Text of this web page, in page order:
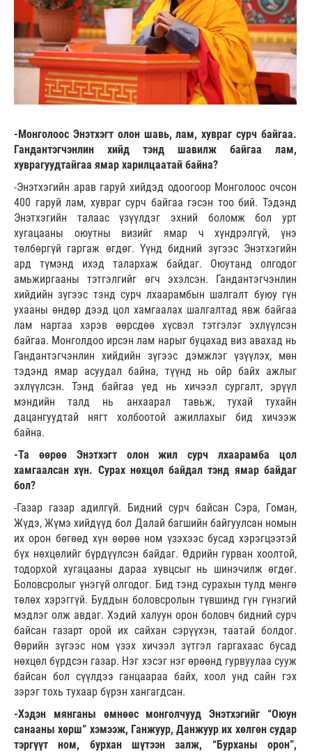
-Монголоос Энэтхэгт олон шавь, лам, хувраг сурч байгаа.
Гандантэгчэнлин хийд тэнд шавилж байгаа лам,
хуврагуудтайгаа ямар харилцаатай байна?
-Энэтхэгийн арав гаруй хийдэд одоогоор Монголоос очсон
400 гаруй лам, хувраг сурч байгаа гэсэн тоо бий. Тэдэнд
Энэтхэгийн талаас үзүүлдэг эхний боломж бол урт
хугацааны оюутны визийг ямар ч хүндрэлгүй, үнэ
төлбөргүй гаргаж өгдөг. Үүнд бидний зүгээс Энэтхэгийн
ард түмэнд ихэд талархаж байдаг. Оюутанд олгодог
амьжиргааны тэтгэлгийг өгч эхэлсэн. Гандантэгчэнлин
хийдийн зүгээс тэнд сурч лхаарамбын шалгалт буюу гүн
ухааны өндөр дээд цол хамгаалах шалгалтад явж байгаа
лам нартаа хэрэв өөрсдөө хүсвэл тэтгэлэг эхлүүлсэн
байгаа. Монголдоо ирсэн лам нарыг буцахад виз авахад нь
Гандантэгчэнлин хийдийн зүгээс дэмжлэг үзүүлэх, мөн
тэдэнд ямар асуудал байна, түүнд нь ойр байх ажлыг
эхлүүлсэн. Тэнд байгаа үед нь хичээл сургалт, эрүүл
мэндийн талд нь анхаарал тавьж, тухай тухайн
дацангуудтай нягт холбоотой ажиллахыг бид хичээж
байна.
-Та өөрөө Энэтхэгт олон жил сурч лхаарамба цол
хамгаалсан хүн. Сурах нөхцөл байдал тэнд ямар байдаг
бол?
-Газар газар адилгүй. Бидний сурч байсан Сэра, Гоман,
Жүдэ, Жүмэ хийдүүд бол Далай багшийн байгуулсан номын
их орон бөгөөд хүн өөрөө ном үзэхээс бусад хэрэгцээтэй
бүх нөхцөлийг бүрдүүлсэн байдаг. Өдрийн гурван хоолтой,
тодорхой хугацааны дараа хувцсыг нь шинэчилж өгдөг.
Боловсролыг үнэгүй олгодог. Бид тэнд сурахын тулд мөнгө
төлөх хэрэггүй. Буддын боловсролын түвшинд гүн гүнзгий
мэдлэг олж авдаг. Хэдий халуун орон боловч бидний сурч
байсан газарт орой их сайхан сэрүүхэн, таатай болдог.
Өөрийн зүгээс ном үзэх хичээл зүтгэл гаргахаас бусад
нөхцөл бүрдсэн газар. Нэг хэсэг нэг өрөөнд гурвуулаа сууж
байсан бол сүүлдээ ганцаараа байх, хоол унд сайн гэх
зэрэг тохь тухаар бүрэн хангагдсан.
-Хэдэн мянганы өмнөөс монголчууд Энэтхэгийг “Оюун
санааны хөрш” хэмээж, Ганжуур, Данжуур их хөлгөн судар
тэргүүт ном, бурхан шүтээн залж, “Бурханы орон”,